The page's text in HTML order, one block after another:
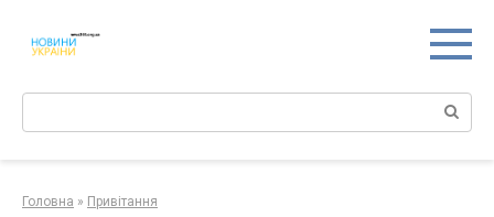
контенту
Поиск:
Головна » Привітання